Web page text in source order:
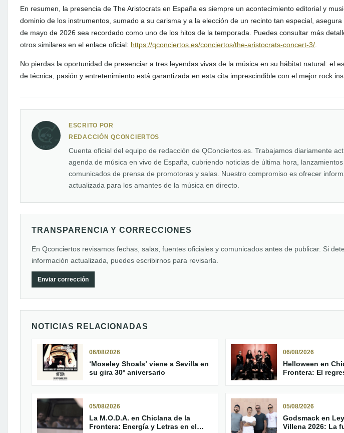
En resumen, la presencia de The Aristocrats en España es siempre un acontecimiento editorial y
dominio de los instrumentos, sumado a su carisma y a la elección de un recinto tan especial,
de mayo de 2026 sea recordado como uno de los hitos de la temporada. Puedes consultar más
otros similares en el enlace oficial: https://qconciertos.es/conciertos/the-aristocrats-concert-3/
No pierdas la oportunidad de presenciar a tres leyendas vivas de la música en su hábitat natural: el
de técnica, pasión y entretenimiento está garantizada en esta cita imprescindible con el mejor rock
ESCRITO POR
REDACCIÓN QCONCIERTOS
Cuenta oficial del equipo de redacción de QConciertos.es. Trabajamos diariamente
agenda de música en vivo de España, cubriendo noticias de última hora,
comunicados de prensa de promotoras y salas. Nuestro compromiso es ofrecer
actualizada para los amantes de la música en directo.
TRANSPARENCIA Y CORRECCIONES
En Qconciertos revisamos fechas, salas, fuentes oficiales y comunicados antes de publicar. Si
información actualizada, puedes escribirnos para revisarla.
Enviar corrección
NOTICIAS RELACIONADAS
06/08/2026
‘Moseley Shoals’ viene a Sevilla en
su gira 30º aniversario
06/08/2026
Helloween en
Frontera: El
05/08/2026
La M.O.D.A. en Chiclana de la
Frontera: Energía y Letras en el
05/08/2026
Godsmack en
Villena 2026: La